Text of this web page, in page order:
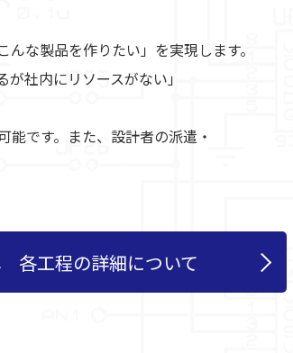
な製品を作りたい」を実現します。
社内にリソースがない」
です。また、設計者の派遣・
各工程の詳細について